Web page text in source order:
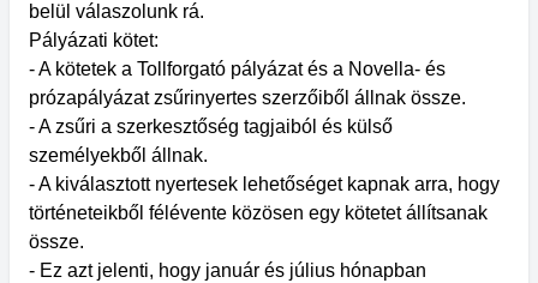
belül válaszolunk rá.
Pályázati kötet:
- A kötetek a Tollforgató pályázat és a Novella- és
prózapályázat zsűrinyertes szerzőiből állnak össze.
- A zsűri a szerkesztőség tagjaiból és külső
személyekből állnak.
- A kiválasztott nyertesek lehetőséget kapnak arra, hogy
történeteikből félévente közösen egy kötetet állítsanak
össze.
- Ez azt jelenti, hogy január és július hónapban